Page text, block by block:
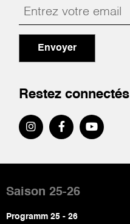
Envoyer
Restez connectés
de
page
Saison 25-26
Programm 25 - 26